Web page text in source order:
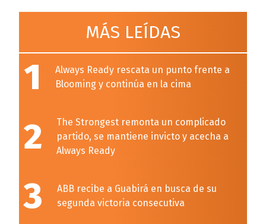
MÁS LEÍDAS
1
Always Ready rescata un punto frente a
Blooming y continúa en la cima
2
The Strongest remonta un complicado
partido, se mantiene invicto y acecha a
Always Ready
3
ABB recibe a Guabirá en busca de su
segunda victoria consecutiva